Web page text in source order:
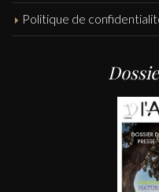
Politique de